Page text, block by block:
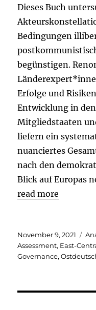
Dieses Buch
Bedingungen
begünstigen.
Erfolge und
Entwicklung in
Mitgliedstaaten
liefern ein
nuanciertes
nach den
Blick auf Europas
read more
Posted
on
November 9, 2021
Assessment, East-
Governance,